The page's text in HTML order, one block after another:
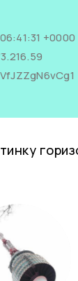
+0000
VfJZZgN6vCg1